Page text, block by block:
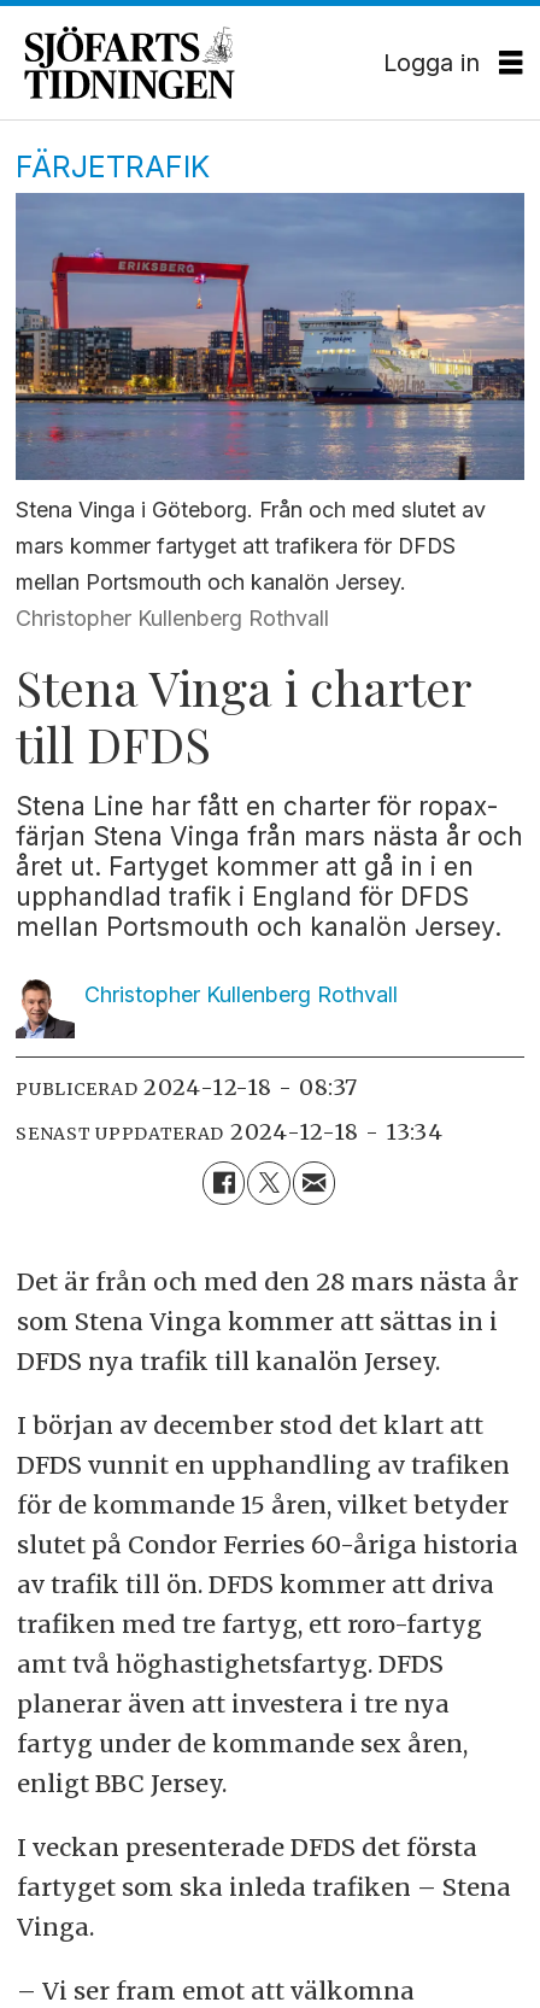
Logga in
FÄRJETRAFIK
Stena Vinga i Göteborg. Från och med slutet av
mars kommer fartyget att trafikera för DFDS
mellan Portsmouth och kanalön Jersey.
Christopher Kullenberg Rothvall
Stena Vinga i charter
till DFDS
Stena Line har fått en charter för ropax-
färjan Stena Vinga från mars nästa år och
året ut. Fartyget kommer att gå in i en
upphandlad trafik i England för DFDS
mellan Portsmouth och kanalön Jersey.
Christopher Kullenberg Rothvall
PUBLICERAD 2024-12-18 - 08:37
SENAST UPPDATERAD 2024-12-18 - 13:34
Det är från och med den 28 mars nästa år
som Stena Vinga kommer att sättas in i
DFDS nya trafik till kanalön Jersey.
I början av december stod det klart att
DFDS vunnit en upphandling av trafiken
för de kommande 15 åren, vilket betyder
slutet på Condor Ferries 60-åriga historia
av trafik till ön. DFDS kommer att driva
trafiken med tre fartyg, ett roro-fartyg
amt två höghastighetsfartyg. DFDS
planerar även att investera i tre nya
fartyg under de kommande sex åren,
enligt BBC Jersey.
I veckan presenterade DFDS det första
fartyget som ska inleda trafiken – Stena
Vinga.
– Vi ser fram emot att välkomna